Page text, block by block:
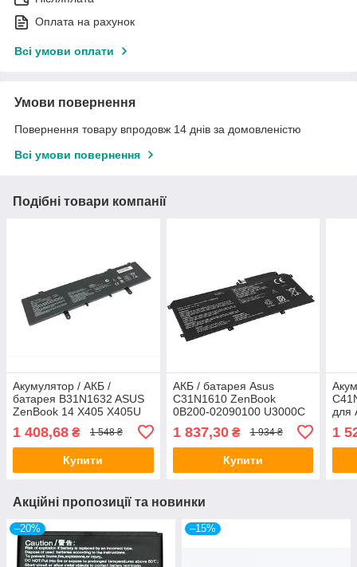
Оплата на рахунок
Всі умови оплати
Умови повернення
Повернення товару впродовж 14 днів за домовленістю
Всі умови повернення
Подібні товари компанії
Акумулятор / АКБ /
батарея B31N1632 ASUS
ZenBook 14 X405 X405U
X405UQ S4000 S4000U
32Wh
1 408,68 ₴ 1 548 ₴
Купити
АКБ / батарея Asus
C31N1610 ZenBook
0B200-02090100 U3000C
UX330UA-1A UX330UA-1B
UX330UA-1C
1 837,30₴ 1 934 ₴
Купити
для
1
Акційні пропозиції та новинки
–20% –15%